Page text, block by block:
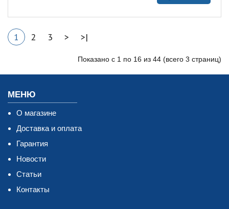
1 2 3 > >|
Показано с 1 по 16 из 44 (всего 3 страниц)
МЕНЮ
О магазине
Доставка и оплата
Гарантия
Новости
Статьи
Контакты